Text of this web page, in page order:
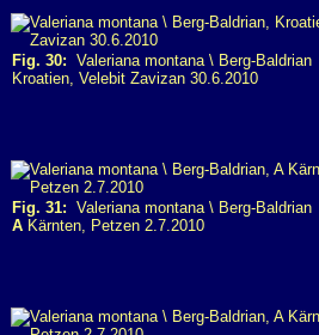
Fig. 30: Valeriana montana \ Berg-Baldrian
Kroatien, Velebit Zavizan 30.6.2010
Fig. 31: Valeriana montana \ Berg-Baldrian
A Kärnten, Petzen 2.7.2010